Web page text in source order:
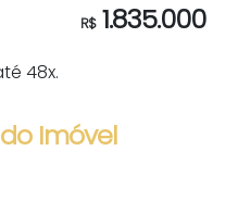
R$1.835.000
48x.
Imóvel